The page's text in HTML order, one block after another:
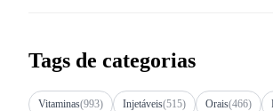
Tags de categorias
Vitaminas(993) Injetáveis(515) Orais(466)